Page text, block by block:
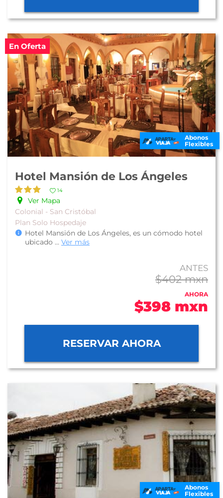
En Oferta
Abonos
Flexibles
Hotel Mansión de Los Ángeles
14
Ver Mapa
Colonial - San Cristóbal
Plan Solo Hospedaje
Hotel Mansión de Los Ángeles, es un cómodo hotel
ubicado ... Ver más
ANTES
$402 mxn
AHORA
$398 mxn
RESERVAR AHORA
Abonos
Flexibles